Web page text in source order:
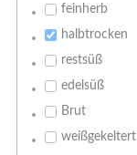
feinherb
halbtrocken
restsüß
edelsüß
Brut
weißgekeltert